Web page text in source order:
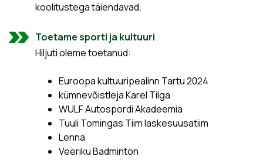
koolitustega täiendavad.
Toetame sporti ja kultuuri
Hiljuti oleme toetanud:
Euroopa kultuuripealinn Tartu 2024
kümnevõistleja Karel Tilga
WULF Autospordi Akadeemia
Tuuli Tomingas Tiim laskesuusatiim
Lenna
Veeriku Badminton